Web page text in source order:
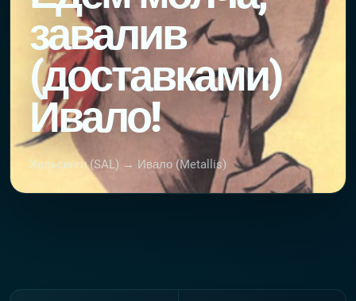
завалив
(доставками)
Ивало!
Хельсинги (SAL) → Ивало (Metallis)